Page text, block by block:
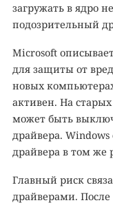
загружать в ядро
подозрительный
Microsoft
для защиты от
новых
активен. На
может быть
драйвера.
драйвера в том же
Главный риск
драйверами. После